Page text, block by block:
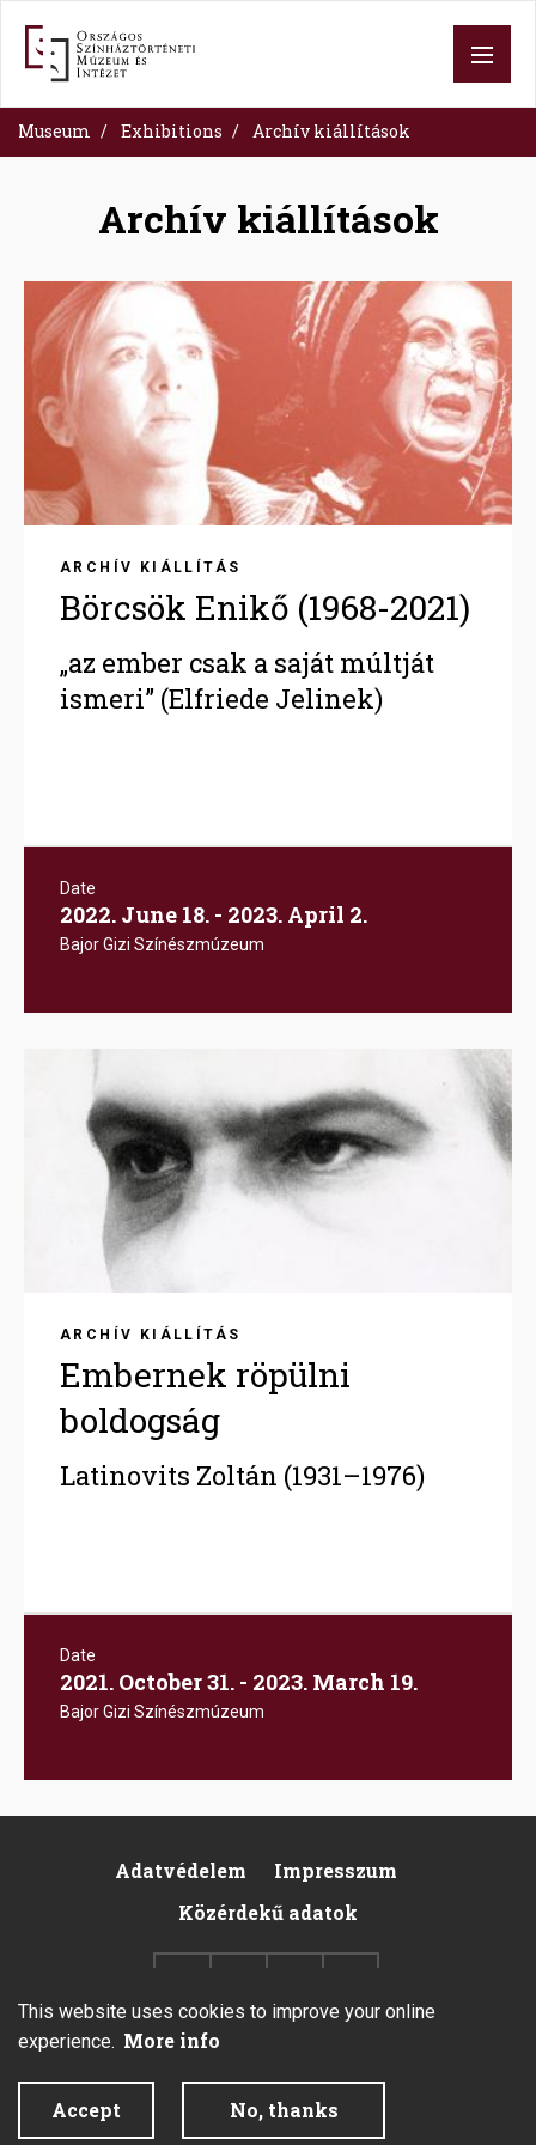
content
Museum Exhibitions Archív kiállítások
Archív kiállítások
Image
ARCHÍV KIÁLLÍTÁS
Börcsök Enikő (1968-2021)
„az ember csak a saját múltját
ismeri” (Elfriede Jelinek)
Date
2022. June 18. - 2023. April 2.
Bajor Gizi Színészmúzeum
ARCHÍV KIÁLLÍTÁS
Embernek röpülni
boldogság
Latinovits Zoltán (1931–1976)
Date
2021. October 31. - 2023. March 19.
Bajor Gizi Színészmúzeum
Footer
Adatvédelem
Impresszum
Közérdekű adatok
Created by Integral Vision Kft.
This website uses cookies to improve your online
experience. More info
Accept No, thanks